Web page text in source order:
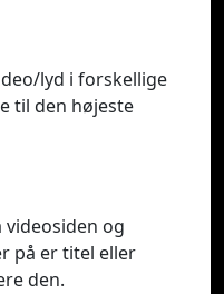
lyd i forskellige
til den højeste
og
på er titel eller
den.